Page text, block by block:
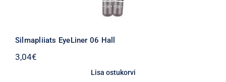
Silmapliiats EyeLiner 06 Hall
3,04€
Lisa ostukorvi